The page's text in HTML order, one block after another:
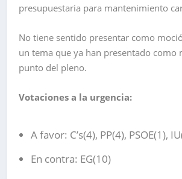
presupuestaria para mantenimiento
No tiene sentido presentar como
un tema que ya han presentado como
punto del pleno.
Votaciones a la urgencia:
A favor: C’s(4), PP(4), PSOE(1),
En contra: EG(10)